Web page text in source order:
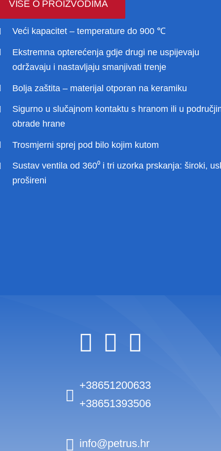
VIŠE O PROIZVODIMA
Veći kapacitet – temperature do 900 ℃
Ekstremna opterećenja gdje drugi ne uspijevaju
održavaju i nastavljaju smanjivati ​​trenje
Bolja zaštita – materijal otporan na keramiku
Sigurno u slučajnom kontaktu s hranom ili u
obrade hrane
Trosmjerni sprej pod bilo kojim kutom
Sustav ventila od 360⁰ i tri uzorka prskanja: široki,
prošireni
+38651200633
+38651393506
info@petrus.hr